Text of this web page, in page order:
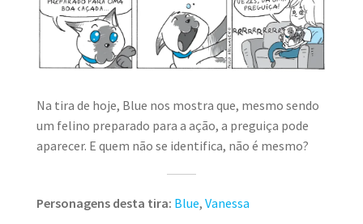
MINHA CONTA
CARRINHO
Na tira de hoje, Blue nos mostra que, mesmo sendo
um felino preparado para a ação, a preguiça pode
aparecer. E quem não se identifica, não é mesmo?
Personagens desta tira: Blue, Vanessa